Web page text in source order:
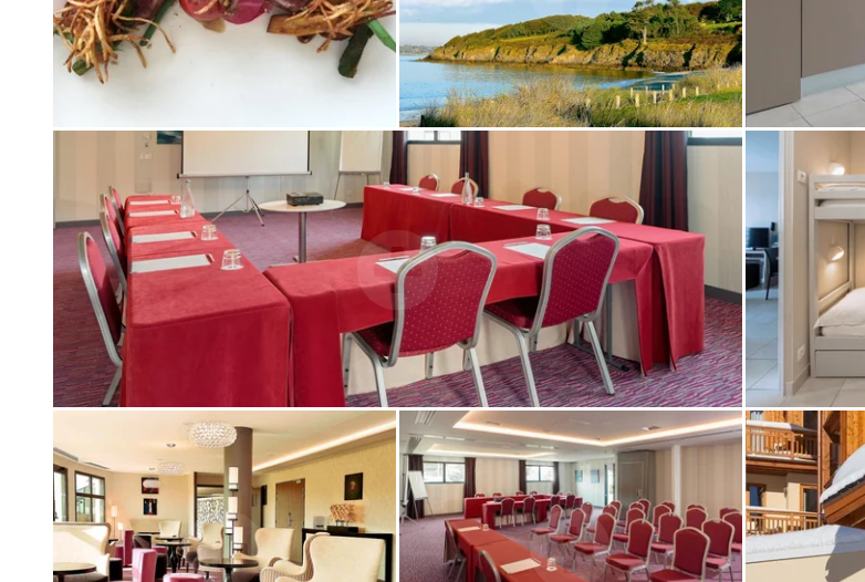
DESTINATIONS
THALASSO
SÉMINAIRE
GALERIE PHOTOS